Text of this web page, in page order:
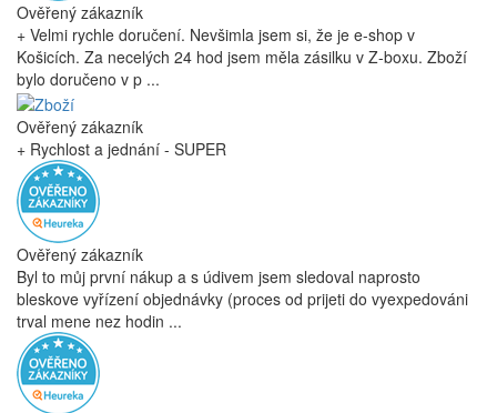
Ověřený zákazník
+ Velmi rychle doručení. Nevšimla jsem si, že je e-shop v
Košicích. Za necelých 24 hod jsem měla zásilku v Z-boxu. Zboží
bylo doručeno v p ...
Ověřený zákazník
+ Rychlost a jednání - SUPER
Ověřený zákazník
Byl to můj první nákup a s údivem jsem sledoval naprosto
bleskove vyřízení objednávky (proces od prijeti do vyexpedováni
trval mene nez hodin ...